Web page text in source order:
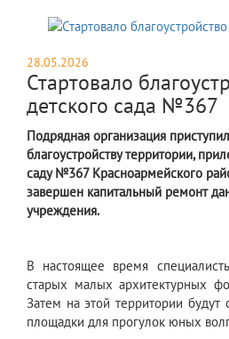
28.05.2026
Стартовало
детского сада №367
Подрядная организация
благоустройству территории,
саду №367 Красноармейского
завершен капитальный ремонт
учреждения.
В настоящее время
старых малых архитектурных
Затем на этой территории
площадки для прогулок юных